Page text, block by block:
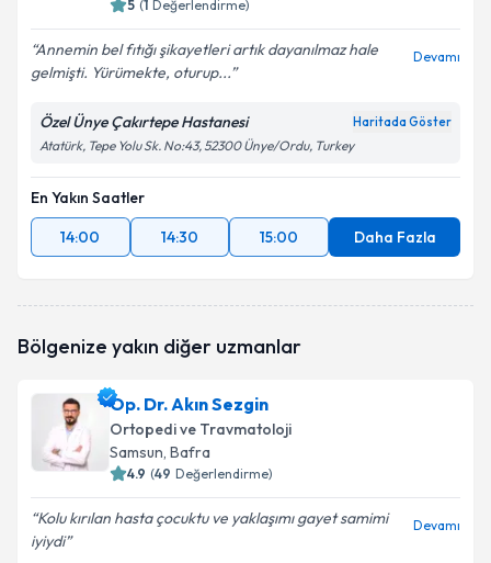
5 (1 Değerlendirme)
Annemin bel fıtığı şikayetleri artık dayanılmaz hale
gelmişti. Yürümekte, oturup...
Devamı
Özel Ünye Çakırtepe Hastanesi Haritada Göster
Atatürk, Tepe Yolu Sk. No:43, 52300 Ünye/Ordu, Turkey
En Yakın Saatler
14:00
14:30 15:00 Daha Fazla
Bölgenize yakın diğer uzmanlar
Op. Dr. Akın Sezgin
Ortopedi ve Travmatoloji
Samsun, Bafra
4.9 (49 Değerlendirme)
Kolu kırılan hasta çocuktu ve yaklaşımı gayet samimi
iyiydi
Devamı